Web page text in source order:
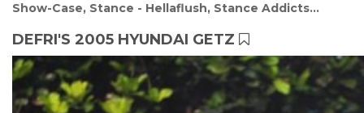
Show-Case, Stance - Hellaflush, Stance Addicts...
DEFRI'S 2005 HYUNDAI GETZ